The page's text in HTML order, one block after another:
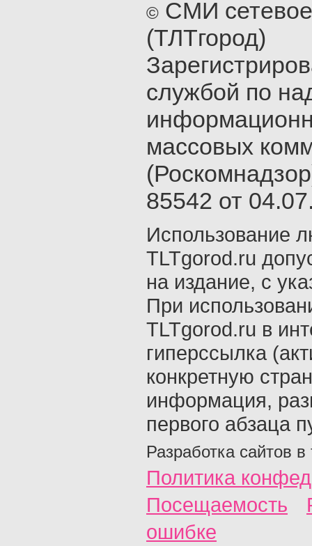
© СМИ
(ТЛТгород)
службой по
массовых
85542 от
Использование
TLTgorod.ru
на издание, с
При
TLTgorod.ru в
гиперссылка
конкретную
информация,
первого абзаца
Разработка сайтов в
Политика
Посещаемость
ошибке